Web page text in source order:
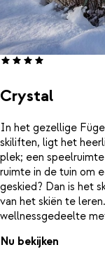
Crystal
In het gezellige
skiliften, ligt het
plek; een
ruimte in de tuin om
geskied? Dan is het
van het skiën te
wellnessgedeelte met
Nu bekijken